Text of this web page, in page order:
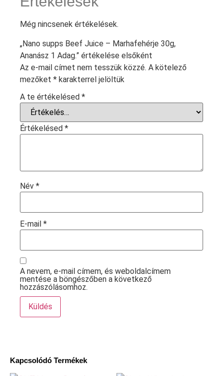
Kapcsolódó Termékek
Még nincsenek értékelések.
„Nano supps Beef Juice – Marhafehérje 30g,
Ananász 1 Adag.” értékelése elsőként
Az e-mail címet nem tesszük közzé. A kötelező
mezőket * karakterrel jelöltük
A te értékelésed *
Értékelésed *
Név *
E-mail *
A nevem, e-mail címem, és weboldalcímem
mentése a böngészőben a következő
hozzászólásomhoz.